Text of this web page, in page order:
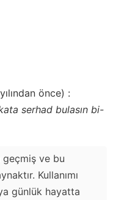
önce) :
serhad bulasın bi-
geçmiş ve bu
Kullanımı
günlük hayatta